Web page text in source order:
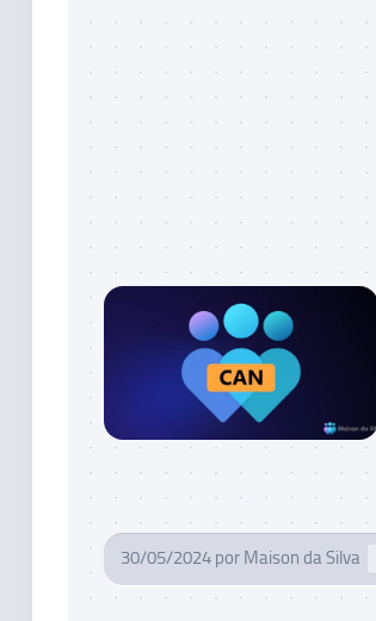
30/05/2024 por Maison da Silva